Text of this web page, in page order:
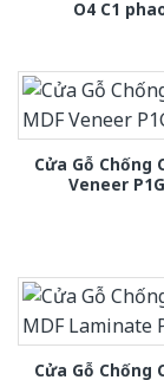
O4 C1
Cửa Gỗ Chống
Veneer
Cửa Gỗ Chống